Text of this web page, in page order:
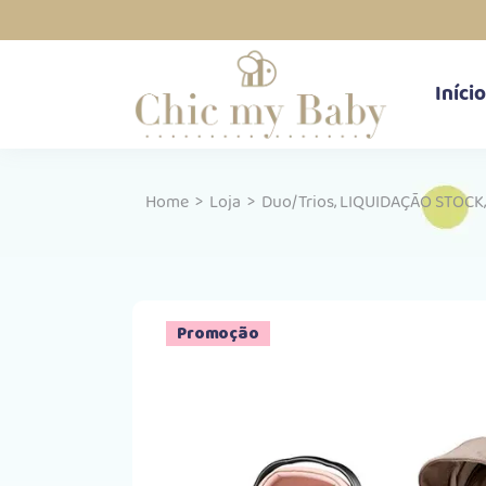
Início
Home > Loja > Duo/Trios,LIQUIDAÇÃO STOCK
Promoção